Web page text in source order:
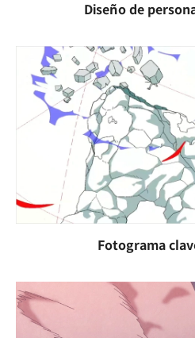
Diseño de
Fotograma